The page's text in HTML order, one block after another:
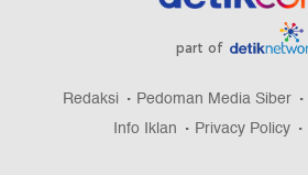
part of
Redaksi Pedoman Media Siber
Info Iklan
Privacy Policy